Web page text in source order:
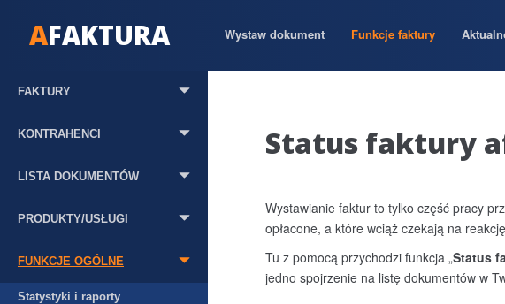
AFAKTURA Wystaw dokument Funkcje faktury
FAKTURY
KONTRAHENCI
LISTA DOKUMENTÓW
PRODUKTY/USŁUGI
FUNKCJE OGÓLNE
Statystyki i raporty
Status faktury
Wystawianie faktur to tylko część pracy
opłacone, a które wciąż czekają na
Tu z pomocą przychodzi funkcja „Status
jedno spojrzenie na listę dokumentów w